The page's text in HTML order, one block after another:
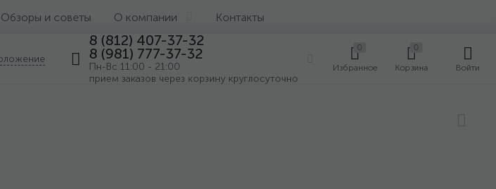
Обзоры и советы О компании Контакты
8 (812) 407-37-32
8 (981) 777-37-32
Пн-Вс 11:00 - 21:00
прием заказов через корзину круглосуточно
0
Избранное
0
Корзина Войти